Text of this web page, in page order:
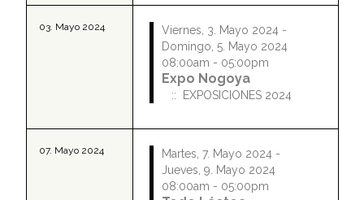
03. Mayo 2024
Viernes, 3. Mayo 2024 -
Domingo, 5. Mayo 2024
08:00am - 05:00pm
Expo Nogoya
:: EXPOSICIONES 2024
07. Mayo 2024
Martes, 7. Mayo 2024 -
Jueves, 9. Mayo 2024
08:00am - 05:00pm
CALENDARIO DE EXPOSICIONES Y REMATES 2026
CALENDARIO DE EXPOSICIONES Y REMATES 2025
CALENDARIO DE EXPOSICIONES Y REMATES 2023
CALENDARIO DE EXPOSICIONES Y REMATES 2022